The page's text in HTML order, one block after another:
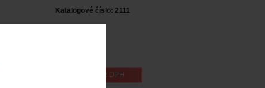
Katalogové číslo: 2111
233,00 Kč bez DPH